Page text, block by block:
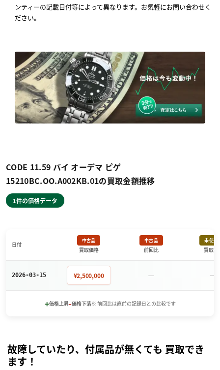
ンティーの記載日付等によって異なります。お気軽にお問い合わせく
ださい。
CODE 11.59 バイ オーデマ ピゲ
15210BC.OO.A002KB.01の買取金額推移
1件の価格データ
日付
中古品
買取価格
中古品
前回比
未使用
買取価
2026-03-15 ¥2,500,000 － －
+価格上昇-価格下落※ 前回比は直前の記録日との比較です
故障していたり、付属品が無くても 買取でき
ます！